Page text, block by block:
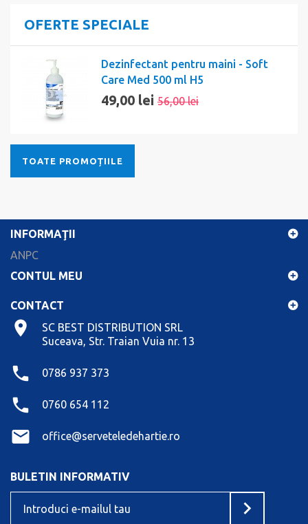
OFERTE SPECIALE
Dezinfectant pentru maini - Soft
Care Med 500 ml H5
49,00 lei 56,00 lei
TOATE PROMOȚIILE
INFORMAŢII
ANPC
CONTUL MEU
CONTACT
SC BEST DISTRIBUTION SRL
Suceava, Str. Traian Vuia nr. 13
0786 937 373
0760 654 112
office@serveteledehartie.ro
BULETIN INFORMATIV